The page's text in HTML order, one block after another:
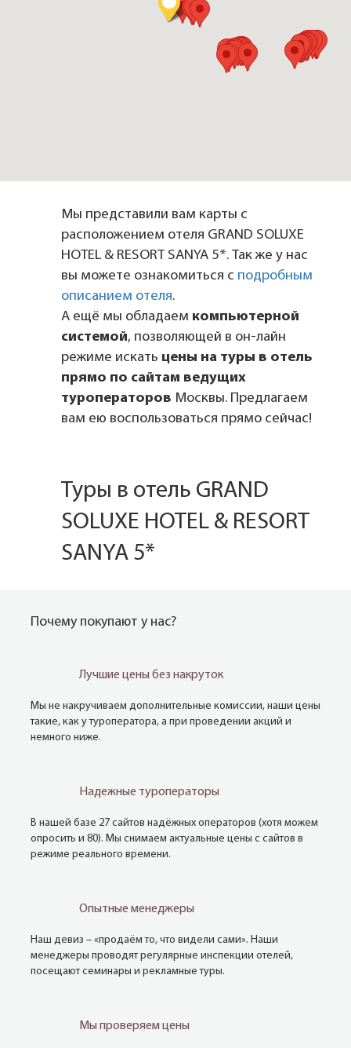
Мы представили вам карты с
расположением отеля GRAND SOLUXE
HOTEL & RESORT SANYA 5*. Так же у нас
вы можете ознакомиться с подробным
описанием отеля.
А ещё мы обладаем компьютерной
системой, позволяющей в он-лайн
режиме искать цены на туры в отель
прямо по сайтам ведущих
туроператоров Москвы. Предлагаем
вам ею воспользоваться прямо сейчас!
Туры в отель GRAND
SOLUXE HOTEL & RESORT
SANYA 5*
Почему покупают у нас?
Лучшие цены без накруток
Мы не накручиваем дополнительные комиссии, наши цены
такие, как у туроператора, а при проведении акций и
немного ниже.
Надежные туроператоры
В нашей базе 27 сайтов надёжных операторов (хотя можем
опросить и 80). Мы снимаем актуальные цены с сайтов в
режиме реального времени.
Опытные менеджеры
Наш девиз – «продаём то, что видели сами». Наши
менеджеры проводят регулярные инспекции отелей,
посещают семинары и рекламные туры.
Мы проверяем цены